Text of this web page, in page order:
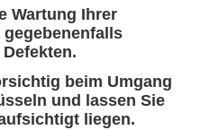
Wartung Ihrer
beim Umgang
und lassen Sie
liegen.